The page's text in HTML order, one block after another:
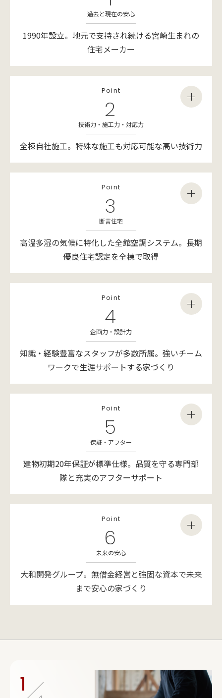
過去と現在の安心
1990年設立。 地元で支持され続ける宮崎生まれの
住宅メーカー
Point
2
技術力・施工力・対応力
全棟自社施工。 特殊な施工も対応可能な高い技術力
Point
3
断言住宅
高温多湿の気候に特化した全館空調システム。 長期
優良住宅認定を全棟で取得
Point
4
企画力・設計力
知識・経験豊富なスタッフが多数所属。 強いチーム
ワークで生涯サポートする家づくり
Point
5
保証・アフター
建物初期20年保証が標準仕様。 品質を守る専門部
隊と充実のアフターサポート
Point
6
未来の安心
大和開発グループ。 無借金経営と強固な資本で未来
まで安心の家づくり
1